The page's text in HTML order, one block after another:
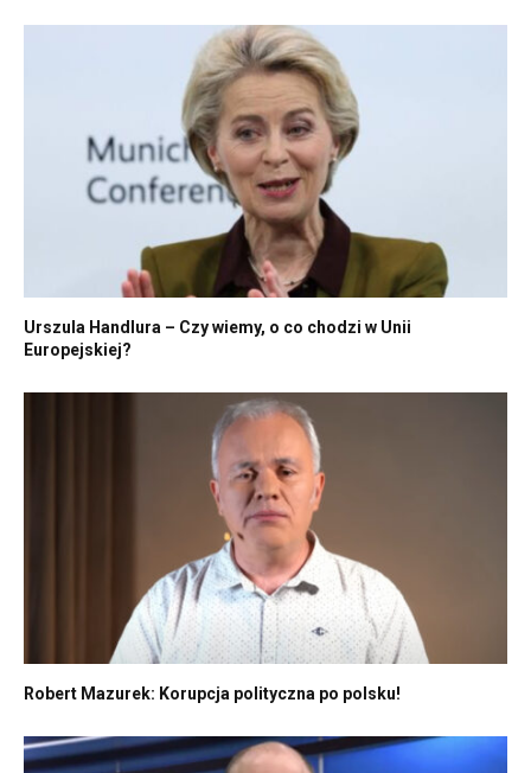
Urszula Handlura – Czy wiemy, o co chodzi w Unii
Europejskiej?
Robert Mazurek: Korupcja polityczna po polsku!